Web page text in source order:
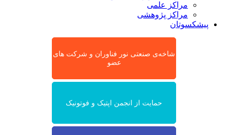
مراکز علمی
مراکز پژوهشی
پیشکسوتان
شاخه‌ی صنعتی نور فناوران و شرکت های
عضو
حمایت از انجمن اپتیک و فوتونیک